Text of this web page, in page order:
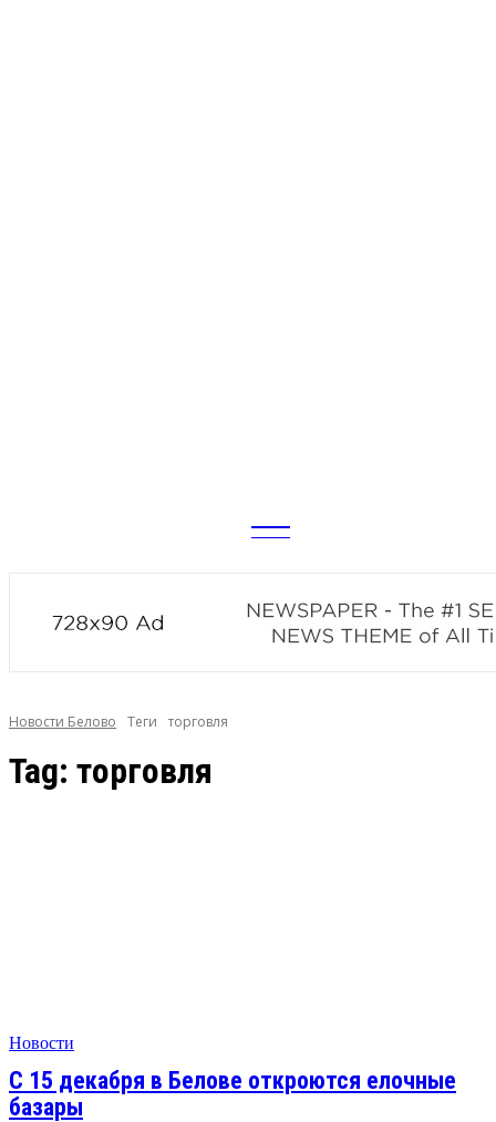
news
Новости Белово Теги торговля
Tag: торговля
Новости
С 15 декабря в Белове откроются елочные
базары